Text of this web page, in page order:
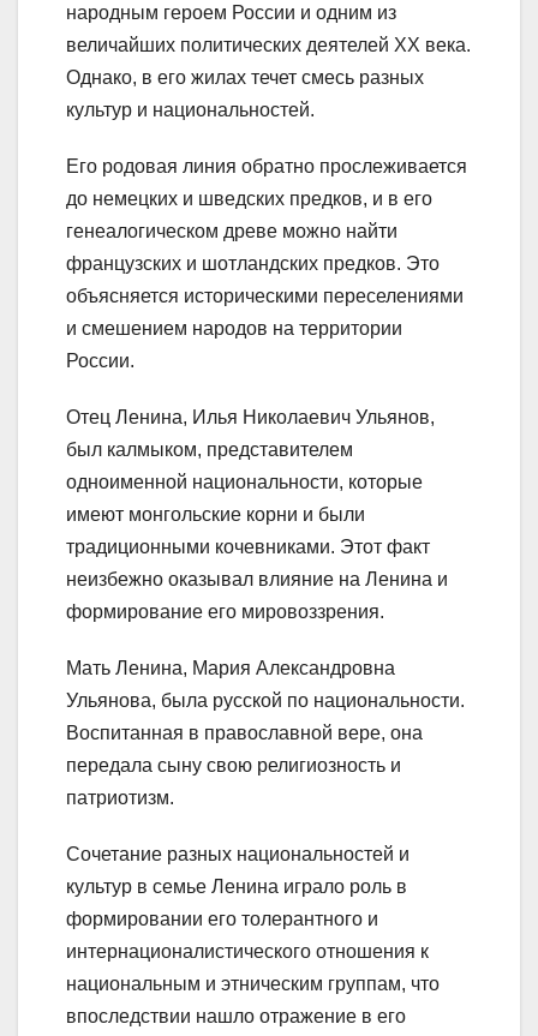
народным героем России и одним из
величайших политических деятелей XX века.
Однако, в его жилах течет смесь разных
культур и национальностей.
Его родовая линия обратно прослеживается
до немецких и шведских предков, и в его
генеалогическом древе можно найти
французских и шотландских предков. Это
объясняется историческими переселениями
и смешением народов на территории
России.
Отец Ленина, Илья Николаевич Ульянов,
был калмыком, представителем
одноименной национальности, которые
имеют монгольские корни и были
традиционными кочевниками. Этот факт
неизбежно оказывал влияние на Ленина и
формирование его мировоззрения.
Мать Ленина, Мария Александровна
Ульянова, была русской по национальности.
Воспитанная в православной вере, она
передала сыну свою религиозность и
патриотизм.
Сочетание разных национальностей и
культур в семье Ленина играло роль в
формировании его толерантного и
интернационалистического отношения к
национальным и этническим группам, что
впоследствии нашло отражение в его